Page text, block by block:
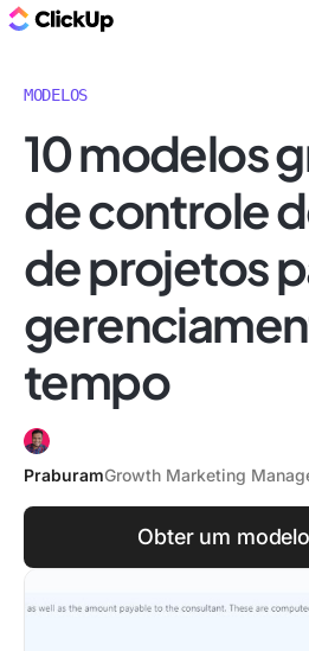
MODELOS
10 modelos
de controle
de projetos
tempo
PraburamGrowth Marketing
Obter um